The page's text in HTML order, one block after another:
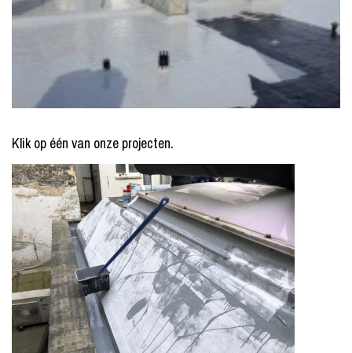
Klik op één van onze projecten.